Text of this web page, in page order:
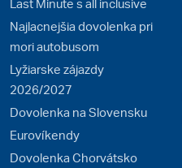
Najlacnejšia dovolenka pri
mori autobusom
Lyžiarske zájazdy
2026/2027
Dovolenka na Slovensku
Eurovíkendy
Dovolenka Chorvátsko